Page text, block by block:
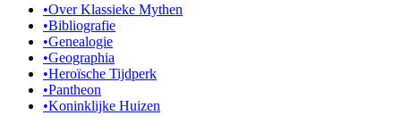
•Over Klassieke Mythen
•Bibliografie
•Genealogie
•Geographia
•Heroïsche Tijdperk
•Pantheon
•Koninklijke Huizen